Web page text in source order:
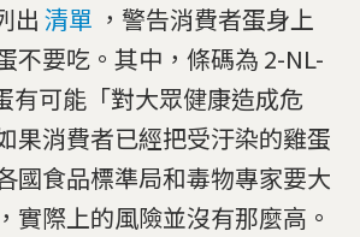
出 清單 ，警告消費者蛋身上
不要吃。其中，條碼為 2-NL-
有可能「對大眾健康造成危
果消費者已經把受汙染的雞蛋
國食品標準局和毒物專家要大
實際上的風險並沒有那麼高。